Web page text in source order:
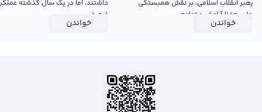
رهبر انقلاب اسلامی، بر نقش همبستگی
ملی، حفظ آرامش و تداوم...
خواندن
داشتند، اما در یک سال گذشته
ضعیفی...
خواندن